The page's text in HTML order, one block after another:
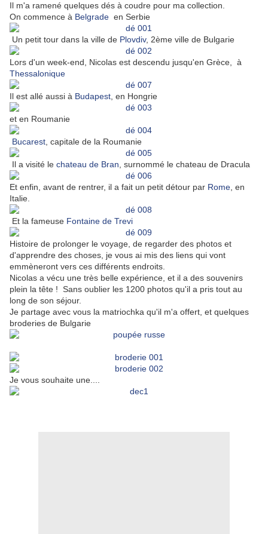
Il m'a ramené quelques dés à coudre pour ma collection.
On commence à Belgrade en Serbie
Un petit tour dans la ville de Plovdiv, 2ème ville de Bulgarie
Lors d'un week-end, Nicolas est descendu jusqu'en Grèce, à
Thessalonique
Il est allé aussi à Budapest , en Hongrie
et en Roumanie
Bucarest , capitale de la Roumanie
Il a visité le chateau de Bran , surnommé le chateau de Dracula
Et enfin, avant de rentrer, il a fait un petit détour par Rome , en
Italie.
Et la fameuse Fontaine de Trevi
Histoire de prolonger le voyage, de regarder des photos et
d'apprendre des choses, je vous ai mis des liens qui vont
emmèneront vers ces différents endroits.
Nicolas a vécu une très belle expérience, et il a des souvenirs
plein la tête ! Sans oublier les 1200 photos qu'il a pris tout au
long de son séjour.
Je partage avec vous la matriochka qu'il m'a offert, et quelques
broderies de Bulgarie
Je vous souhaite une....